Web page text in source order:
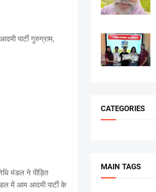
पार्टी गुरुग्राम,
मंडल ने पीड़ित
में आम आदमी पार्टी के
CATEGORIES
MAIN TAGS